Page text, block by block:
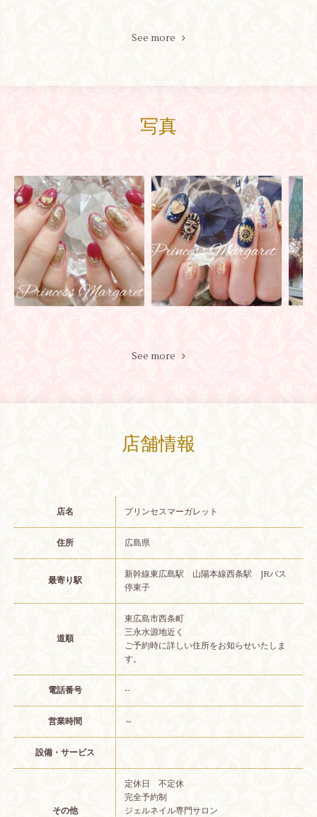
See more
写真
See more
店舗情報
店名 プリンセスマーガレット
住所 広島県
最寄り駅
新幹線東広島駅 山陽本線西条駅 JRバス
停東子
道順
東広島市西条町
三永水源地近く
ご予約時に詳しい住所をお知らせいたしま
す。
電話番号 --
営業時間 ～
設備・サービス
その他
定休日 不定休
完全予約制
ジェルネイル専門サロン